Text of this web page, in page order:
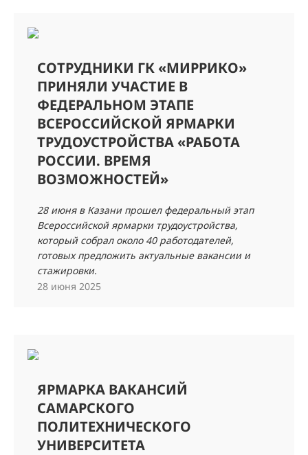
СОТРУДНИКИ ГК «МИРРИКО»
ПРИНЯЛИ УЧАСТИЕ В
ФЕДЕРАЛЬНОМ ЭТАПЕ
ВСЕРОССИЙСКОЙ ЯРМАРКИ
ТРУДОУСТРОЙСТВА «РАБОТА
РОССИИ. ВРЕМЯ
ВОЗМОЖНОСТЕЙ»
28 июня в Казани прошел федеральный этап
Всероссийской ярмарки трудоустройства,
который собрал около 40 работодателей,
готовых предложить актуальные вакансии и
стажировки.
28 июня 2025
ЯРМАРКА ВАКАНСИЙ
САМАРСКОГО
ПОЛИТЕХНИЧЕСКОГО
УНИВЕРСИТЕТА